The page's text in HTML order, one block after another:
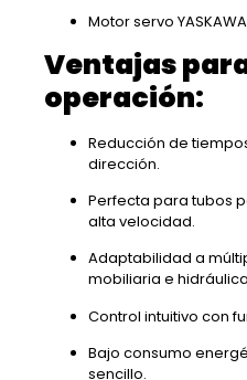
Motor servo
Ventajas
operación:
Reducción de
dirección.
Perfecta para tubos
alta velocidad.
Adaptabilidad a
mobiliaria e
Control intuitivo con
Bajo consumo
sencillo.